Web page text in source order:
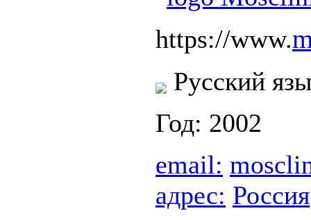
https://www.
Русский
Год: 2002
email:
адрес: Россия